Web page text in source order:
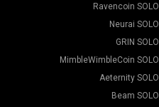
Ravencoin SOLO
Neurai SOLO
GRIN SOLO
MimbleWimbleCoin SOLO
Aeternity SOLO
Beam SOLO